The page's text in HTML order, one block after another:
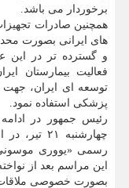
برخوردار می باشد.
همچنین صادرات
های ایرانی بصورت
و گسترده تر در این
فعالیت بیمارستان
توسعه ای ایران، جهت
پزشکی استفاده نمود.
رئیس جمهور در
چهارشنبه
رسمی «یووری
این مراسم بعد از
بصورت خصوصی ملاقات